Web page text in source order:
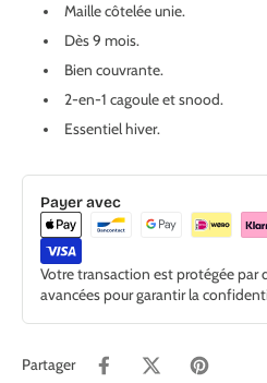
Maille côtelée unie.
Dès 9 mois.
Bien couvrante.
2-en-1 cagoule et snood.
Essentiel hiver.
Payer avec
Votre transaction est protégée par
avancées pour garantir la
Partager